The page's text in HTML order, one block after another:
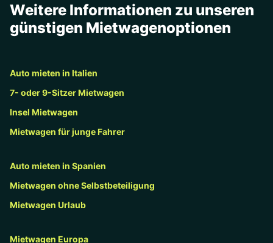
Weitere Informationen zu unseren
günstigen Mietwagenoptionen
Auto mieten in Italien
7- oder 9-Sitzer Mietwagen
Insel Mietwagen
Mietwagen für junge Fahrer
Auto mieten in Spanien
Mietwagen ohne Selbstbeteiligung
Mietwagen Urlaub
Mietwagen Europa